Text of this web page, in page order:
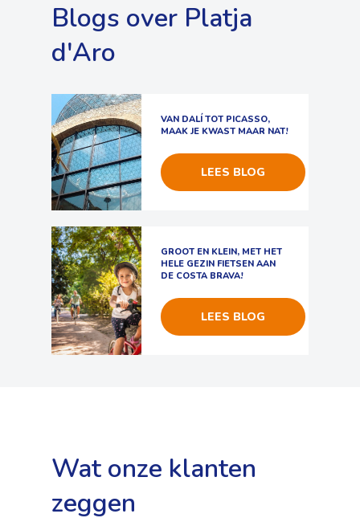
Blogs over Platja
d'Aro
VAN DALÍ TOT PICASSO,
MAAK JE KWAST MAAR NAT!
LEES BLOG
GROOT EN KLEIN, MET HET
HELE GEZIN FIETSEN AAN
DE COSTA BRAVA!
LEES BLOG
Wat onze klanten
zeggen